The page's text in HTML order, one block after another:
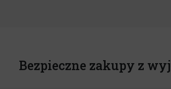
Bezpieczne zakupy z